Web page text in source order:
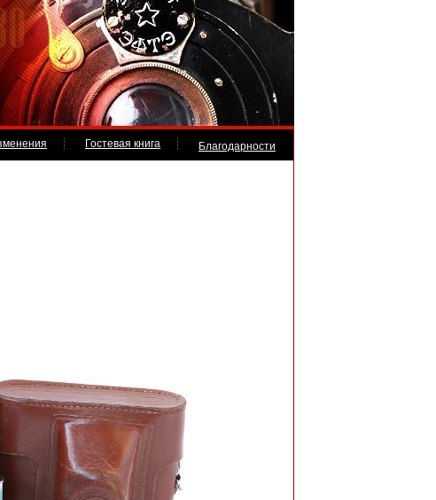
Гостевая книга Благодарности